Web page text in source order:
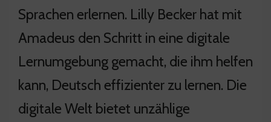
Sprachen erlernen. Lilly Becker hat mit
Amadeus den Schritt in eine digitale
Lernumgebung gemacht, die ihm helfen
kann, Deutsch effizienter zu lernen. Die
digitale Welt bietet unzählige